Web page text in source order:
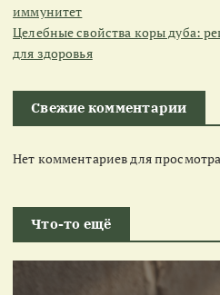
иммунитет
Целебные свойства коры дуба:
для здоровья
Свежие комментарии
Нет комментариев для
Что-то ещё